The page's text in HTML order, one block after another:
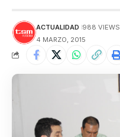
ACTUALIDAD 988 VIEWS
4 MARZO, 2015